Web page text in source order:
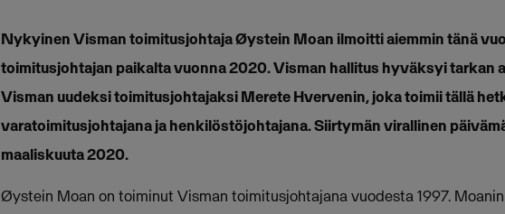
Nykyinen Visman toimitusjohtaja Øystein Moan ilmoitti aiemmin tänä
toimitusjohtajan paikalta vuonna 2020. Visman hallitus hyväksyi tarkan
Visman uudeksi toimitusjohtajaksi Merete Hvervenin, joka toimii tällä
varatoimitusjohtajana ja henkilöstöjohtajana. Siirtymän virallinen
maaliskuuta 2020.
Øystein Moan on toiminut Visman toimitusjohtajana vuodesta 1997.